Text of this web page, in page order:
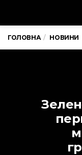
ГОЛОВНА НОВИНИ